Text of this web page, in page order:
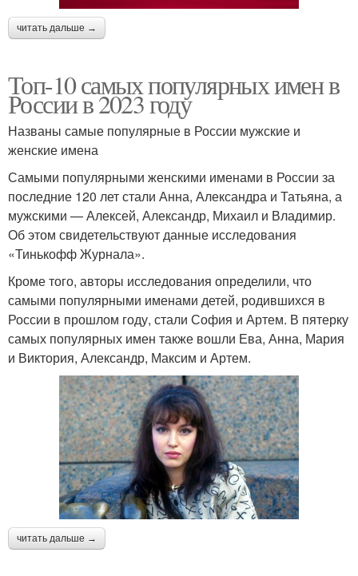
читать дальше →
Топ-10 самых популярных имен в
России в 2023 году
Названы самые популярные в России мужские и
женские имена
Самыми популярными женскими именами в России за
последние 120 лет стали Анна, Александра и Татьяна, а
мужскими — Алексей, Александр, Михаил и Владимир.
Об этом свидетельствуют данные исследования
«Тинькофф Журнала».
Кроме того, авторы исследования определили, что
самыми популярными именами детей, родившихся в
России в прошлом году, стали София и Артем. В пятерку
самых популярных имен также вошли Ева, Анна, Мария
и Виктория, Александр, Максим и Артем.
читать дальше →